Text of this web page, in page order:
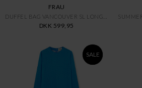
FRAU
DKK 599,95
SALE